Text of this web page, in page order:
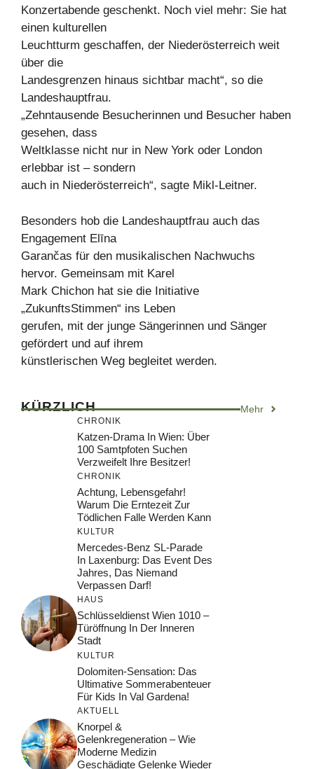
Konzertabende geschenkt. Noch viel mehr: Sie hat
einen kulturellen
Leuchtturm geschaffen, der Niederösterreich weit
über die
Landesgrenzen hinaus sichtbar macht“, so die
Landeshauptfrau.
„Zehntausende Besucherinnen und Besucher haben
gesehen, dass
Weltklasse nicht nur in New York oder London
erlebbar ist – sondern
auch in Niederösterreich“, sagte Mikl-Leitner.
Besonders hob die Landeshauptfrau auch das
Engagement Elīna
Garančas für den musikalischen Nachwuchs
hervor. Gemeinsam mit Karel
Mark Chichon hat sie die Initiative
„ZukunftsStimmen“ ins Leben
gerufen, mit der junge Sängerinnen und Sänger
gefördert und auf ihrem
künstlerischen Weg begleitet werden.
KÜRZLICH Mehr
CHRONIK
Katzen-Drama In Wien: Über
100 Samtpfoten Suchen
Verzweifelt Ihre Besitzer!
CHRONIK
Achtung, Lebensgefahr!
Warum Die Erntezeit Zur
Tödlichen Falle Werden Kann
KULTUR
Mercedes-Benz SL-Parade
In Laxenburg: Das Event Des
Jahres, Das Niemand
Verpassen Darf!
HAUS
Schlüsseldienst Wien 1010 –
Türöffnung In Der Inneren
Stadt
KULTUR
Dolomiten-Sensation: Das
Ultimative Sommerabenteuer
Für Kids In Val Gardena!
AKTUELL
Knorpel &
Gelenkregeneration – Wie
Moderne Medizin
Geschädigte Gelenke Wieder